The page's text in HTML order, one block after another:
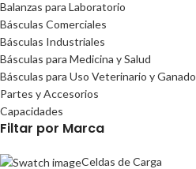
Balanzas para Laboratorio
Básculas Comerciales
Básculas Industriales
Básculas para Medicina y Salud
Básculas para Uso Veterinario y Ganado
Partes y Accesorios
Capacidades
Filtar por Marca
Celdas de Carga